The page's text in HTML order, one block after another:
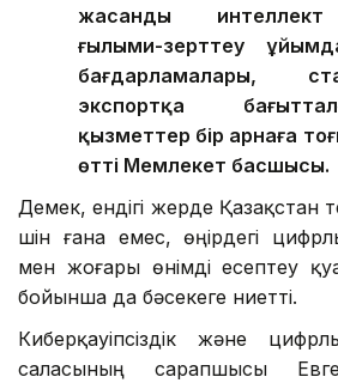
жасанды интеллект
ғылыми-зерттеу
бағдарламалары,
экспортқа
қызметтер бір арнаға
өтті Мемлекет басшысы.
Демек, ендігі жерде Қазақстан
үшін ғана емес, өңірдегі
мен жоғары өнімді есептеу
бойынша да бәсекеге ниетті.
Киберқауіпсіздік және
саласының сарапшысы